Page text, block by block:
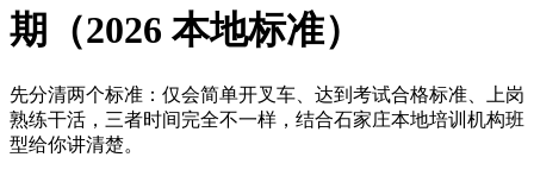
期（2026 本地标准）
先分清两个标准： 仅会简单开叉车 达到考试合格标准
上岗
熟练干活 ，三者时间完全不一样，结合石家庄本地培训机构班
型给你讲清楚。